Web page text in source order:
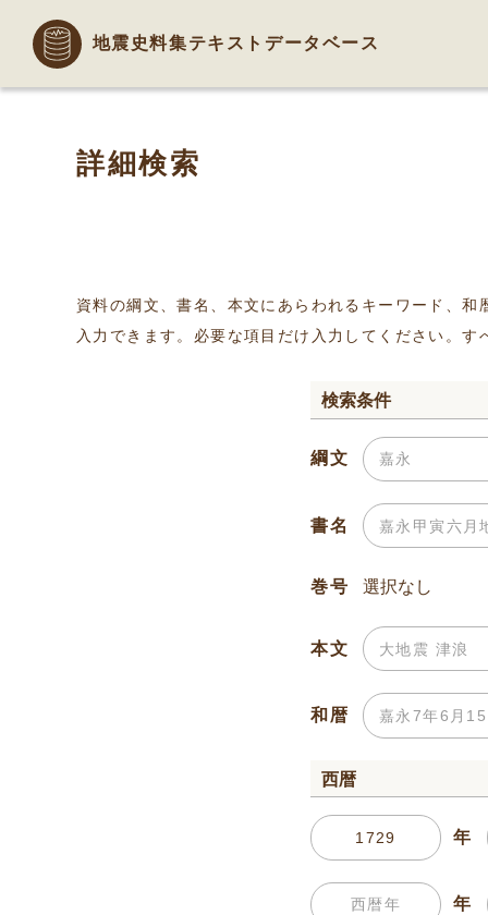
地震史料集テキストデータベース
詳細検索
資料の綱文、書名、本文にあらわれるキーワード、
入力できます。必要な項目だけ入力してください。
検索条件
綱文
書名
巻号
本文
和暦
西暦
年
年